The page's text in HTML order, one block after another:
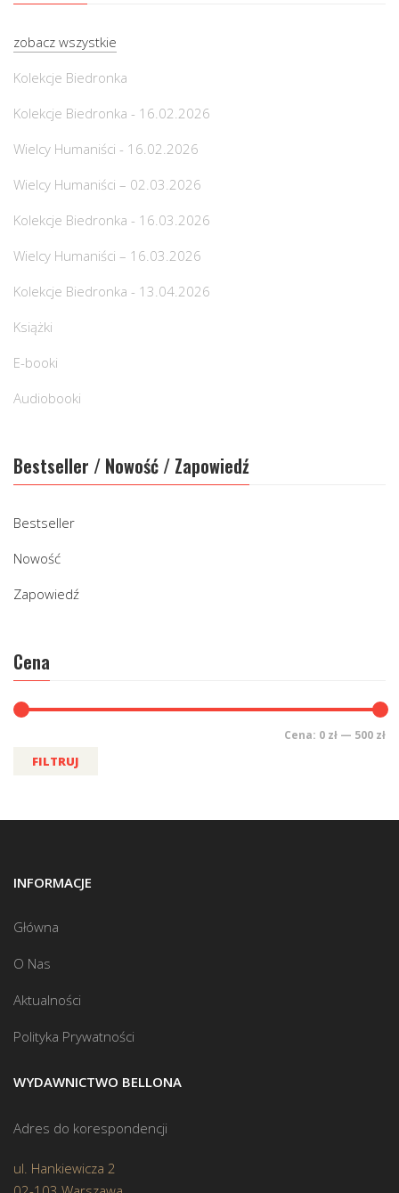
zobacz wszystkie
Kolekcje Biedronka
Kolekcje Biedronka - 16.02.2026
Wielcy Humaniści - 16.02.2026
Wielcy Humaniści – 02.03.2026
Kolekcje Biedronka - 16.03.2026
Wielcy Humaniści – 16.03.2026
Kolekcje Biedronka - 13.04.2026
Książki
E-booki
Audiobooki
Bestseller / Nowość / Zapowiedź
Bestseller
Nowość
Zapowiedź
Cena
FILTRUJ
Cena: 0 zł — 500 zł
INFORMACJE
Główna
O Nas
Aktualności
Polityka Prywatności
WYDAWNICTWO BELLONA
Adres do korespondencji
ul. Hankiewicza 2